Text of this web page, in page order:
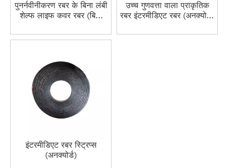
पुनर्नवीनीकरण रबर के बिना लंबी
शेल्फ लाइफ कवर रबर (बिना
उच्च गुणवत्ता वाला प्राकृतिक
रबर इंटरमीडिएट रबर (अनक्योर्ड)
इंटरमीडिएट रबर स्ट्रिप्स
(अनक्योर्ड)